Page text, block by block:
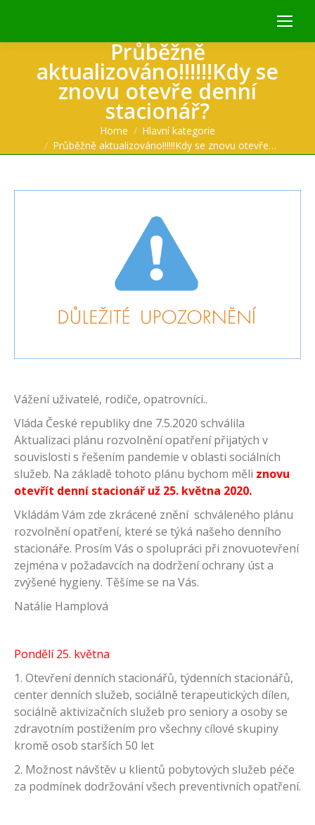
Průběžně
aktualizováno!!!!!!Kdy se
znovu otevře denní
stacionář?
Home
Hlavní kategorie
Průběžně aktualizováno!!!!!!Kdy se znovu otevře…
Vážení uživatelé, rodiče, opatrovníci..
Vláda České republiky dne 7.5.2020 schválila
Aktualizaci plánu rozvolnění opatření přijatých v
souvislosti s řešením pandemie v oblasti sociálních
služeb. Na základě tohoto plánu bychom měli znovu
otevřít denní stacionář už 25. května 2020.
Vkládám Vám zde zkrácené znění schváleného plánu
rozvolnění opatření, které se týká našeho denního
stacionáře. Prosím Vás o spolupráci při znovuotevření
zejména v požadavcích na dodržení ochrany úst a
zvýšené hygieny. Těšíme se na Vás.
Natálie Hamplová
Pondělí 25. května
1. Otevření denních stacionářů, týdenních stacionářů,
center denních služeb, sociálně terapeutických dílen,
sociálně aktivizačních služeb pro seniory a osoby se
zdravotním postižením pro všechny cílové skupiny
kromě osob starších 50 let
2. Možnost návštěv u klientů pobytových služeb péče
za podmínek dodržování všech preventivních opatření.